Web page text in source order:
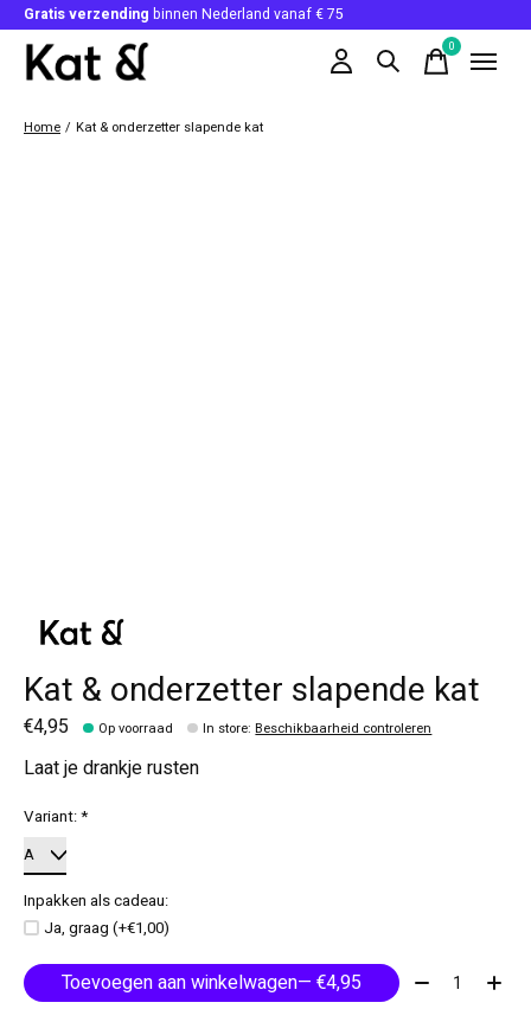
Gratis verzending binnen Nederland vanaf € 75
0items
Home / Kat & onderzetter slapende kat
Kat & onderzetter slapende kat
€4,95 Op voorraad In store:Beschikbaarheid controleren
Laat je drankje rusten
Variant:*
Inpakken als cadeau:
Ja, graag (+€1,00)
Toevoegen aan winkelwagen — €4,95 Aantal: